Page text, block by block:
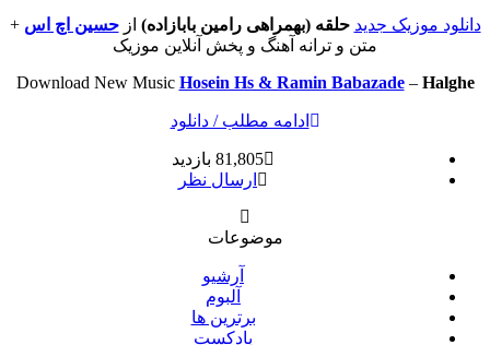
دانلود موزیک جدید حلقه (بهمراهی رامین بابازاده) ازحسین اچ اس +
متن و ترانه آهنگ و پخش آنلاین موزیک
Download New Music Hosein Hs & Ramin Babazade– Halghe
ادامه مطلب / دانلود
81,805 بازدید
ارسال نظر
موضوعات
آرشیو
آلبوم
برترین ها
پادکست